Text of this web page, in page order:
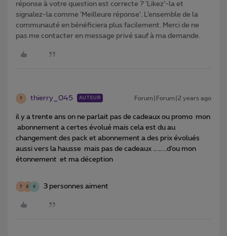
réponse à votre question est correcte ? ‘Likez’-la et
signalez-la comme ‘Meilleure réponse’. L’ensemble de la
communauté en bénéficiera plus facilement. Merci de ne
pas me contacter en message privé sauf à ma demande.
T thierry_045 AUTEUR Forum|Forum|2 years ago
il y a trente ans on ne parlait pas de cadeaux ou promo mon
abonnement a certes évolué mais cela est du au
changement des pack et abonnement a des prix évolués
aussi vers la hausse mais pas de cadeaux ……...d’ou mon
étonnement et ma déception
T E X 3 personnes aiment